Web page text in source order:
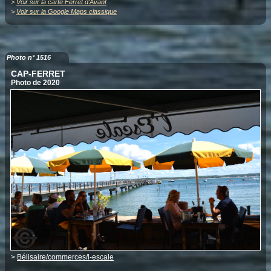
> Voir sur la carte Ferret d'Avant
> Voir sur la Google Maps classique
Photo n° 1516
CAP-FERRET
Photo de 2020
> Bélisaire/commerces/l-escale